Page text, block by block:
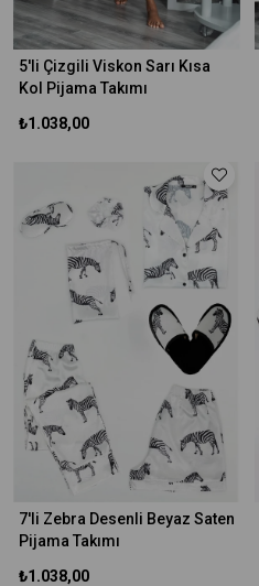
5'li Çizgili Viskon Sarı Kısa
Kol Pijama Takımı
₺1.038,00
7'li Zebra Desenli Beyaz Saten
Pijama Takımı
₺1.038,00